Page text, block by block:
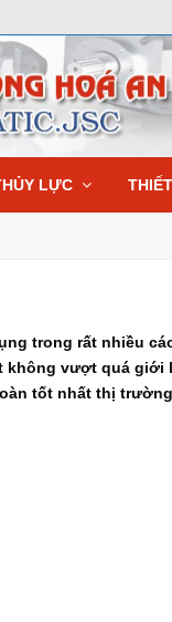
LỰC
trong rất nhiều
không vượt quá giới
tốt nhất thị